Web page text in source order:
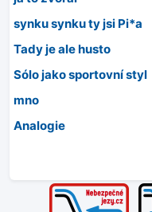
synku synku ty jsi Pi*a
Tady je ale husto
Sólo jako sportovní styl
mno
Analogie